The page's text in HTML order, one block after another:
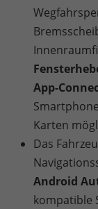
App-
Karten
Das
Android
kompatible